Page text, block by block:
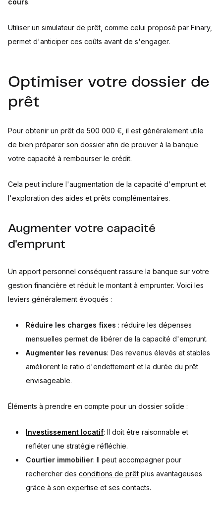
cours.
Utiliser un simulateur de prêt, comme celui proposé par Finary,
permet d'anticiper ces coûts avant de s'engager.
Optimiser votre dossier de
prêt
Pour obtenir un prêt de 500 000 €, il est généralement utile
de bien préparer son dossier afin de prouver à la banque
votre capacité à rembourser le crédit.
Cela peut inclure l'augmentation de la capacité d'emprunt et
l'exploration des aides et prêts complémentaires.
Augmenter votre capacité
d'emprunt
Un apport personnel conséquent rassure la banque sur votre
gestion financière et réduit le montant à emprunter. Voici les
leviers généralement évoqués :
Réduire les charges fixes : réduire les dépenses
mensuelles permet de libérer de la capacité d'emprunt.
Augmenter les revenus: Des revenus élevés et stables
améliorent le ratio d'endettement et la durée du prêt
envisageable.
Éléments à prendre en compte pour un dossier solide :
Investissement locatif: Il doit être raisonnable et
refléter une stratégie réfléchie.
Courtier immobilier: Il peut accompagner pour
rechercher des conditions de prêt plus avantageuses
grâce à son expertise et ses contacts.